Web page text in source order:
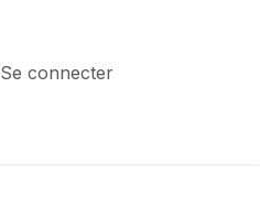
Se connecter